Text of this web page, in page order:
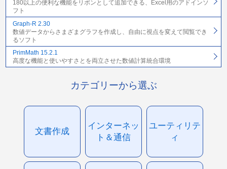
180以上の便利な機能をリボンとして追加できる、Excel用のアドインソ
フト
Graph-R 2.30
数値データからさまざまグラフを作成し、自由に視点を変えて閲覧でき
るソフト
PrimMath 15.2.1
高度な機能と使いやすさとを両立させた数値計算統合環境
カテゴリーから選ぶ
文書作成
インターネッ
ト＆通信
ユーティリテ
ィ